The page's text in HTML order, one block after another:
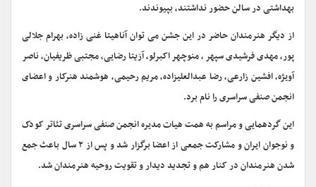
بهداشتی در سالن حضور نداشتند، بپیوندند.
از دیگر هنرمندان حاضر در این جشن می توان آناهیتا غنی زاده، بهرام جلالی
پور، مهدی فرشیدی سپهر ، منوچهر اکبرلو، آزیتا رضایی، مجتبی ظریفیان، ناصر
آویژه، افشین زارعی، رضا عبدالعلیزاده، مریم رحیمی، هوشمند هنرکار و اعضای
انجمن صنفی سراسری را نام برد.
این گردهمایی و مراسم به همت هیات مدیره انجمن صنفی سراسری تئاتر کودک
و نوجوان ایران و مشارکت جمعی از اعضا برگزار شد و پس از ۲ سال باعث جمع
شدن هنرمندان در کنار هم و تجدید دیدار و تقویت روحیه هنرمندان شد.